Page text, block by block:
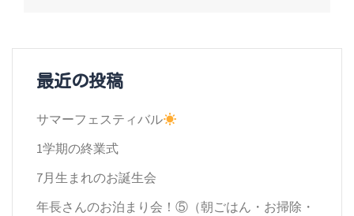
ビ
ゲ
シ
ョ
ン
最近の投稿
サマーフェスティバル
1学期の終業式
7月生まれのお誕生会
年長さんのお泊まり会！⑤（朝ごはん・お掃除・